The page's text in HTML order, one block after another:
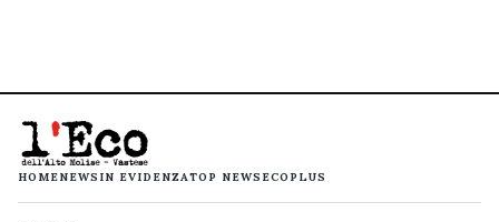
HOMENEWS IN EVIDENZATOP NEWS ECOPLUS